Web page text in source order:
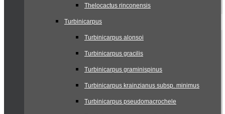
Thelocactus rinconensis
Turbinicarpus
Turbinicarpus alonsoi
Turbinicarpus gracilis
Turbinicarpus graminispinus
Turbinicarpus krainzianus subsp. minimus
Turbinicarpus pseudomacrochele